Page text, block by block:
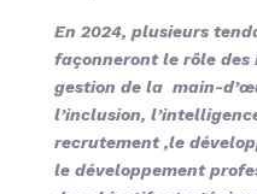
En 2024, plusieurs
façonneront le rôle des
gestion de la main-
l’inclusion,
recrutement ,le
le développement